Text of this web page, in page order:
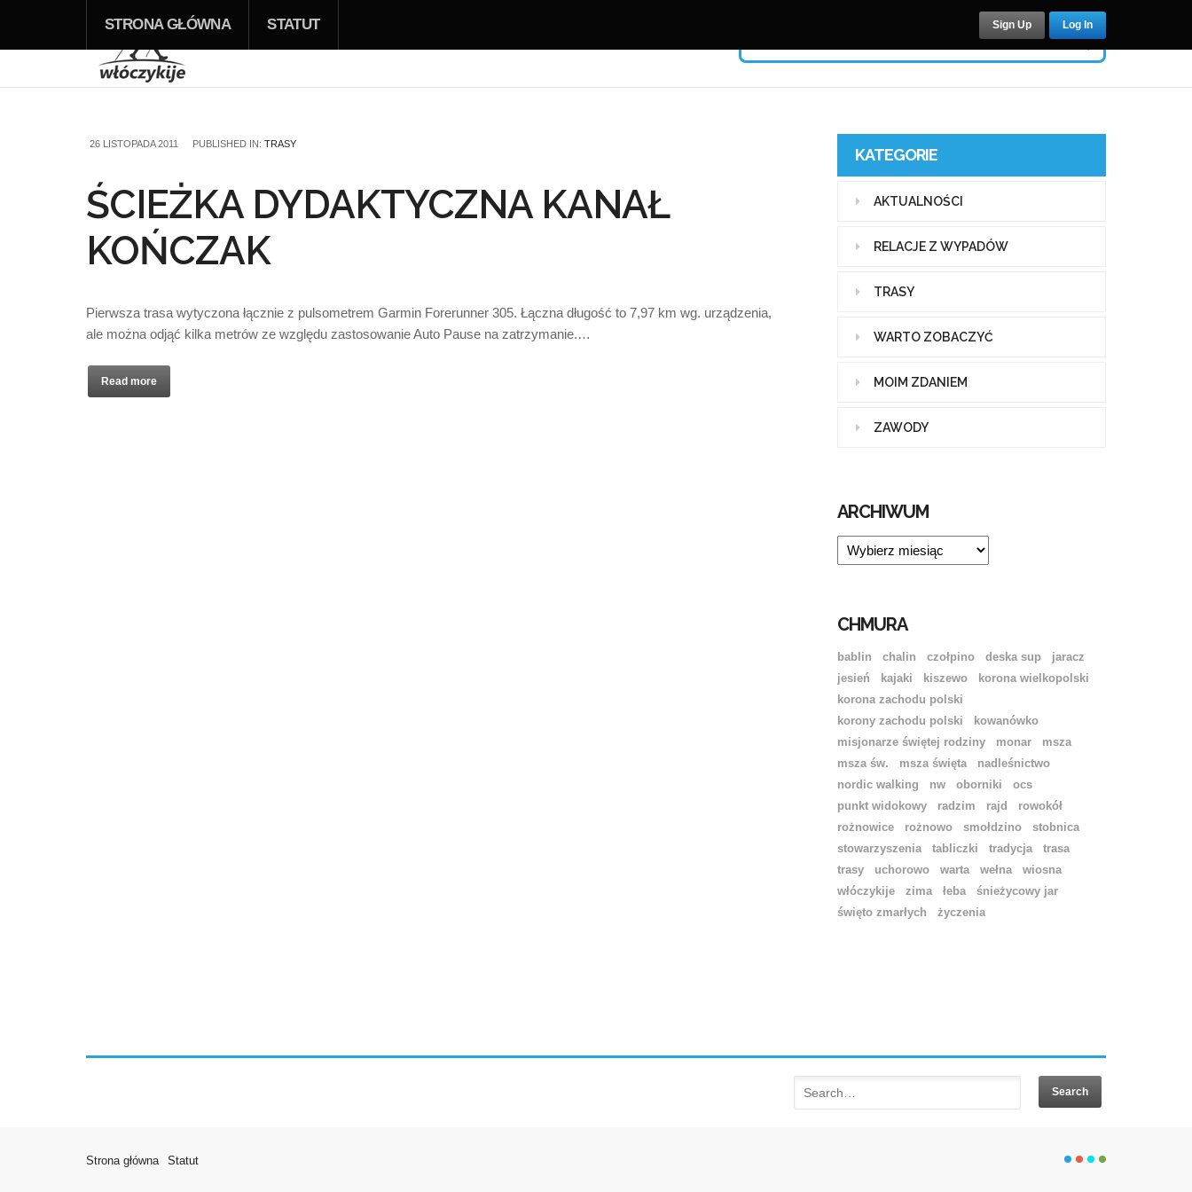
STRONA GŁÓWNA STATUT Log In
Sign Up
26 LISTOPADA 2011 PUBLISHED IN: TRASY
ŚCIEŻKA DYDAKTYCZNA KANAŁ
KOŃCZAK
Pierwsza trasa wytyczona łącznie z pulsometrem Garmin Forerunner 305. Łączna długość to 7,97 km wg. urządzenia,
ale można odjąć kilka metrów ze względu zastosowanie Auto Pause na zatrzymanie.…
Read more
KATEGORIE
AKTUALNOŚCI
RELACJE Z WYPADÓW
TRASY
WARTO ZOBACZYĆ
MOIM ZDANIEM
ZAWODY
ARCHIWUM
ARCHIWUM
CHMURA
bablin chalin czołpino deska sup
jaracz
jesień
kajaki kiszewo
korona wielkopolski
korona zachodu polski
korony zachodu polski
kowanówko
misjonarze świętej rodziny
monar
msza
msza św.
msza święta
nadleśnictwo
nordic walking
nw oborniki
ocs
punkt widokowy
radzim rajd
rowokół
rożnowice
rożnowo smołdzino
stobnica
stowarzyszenia
tabliczki tradycja
trasa
trasy
uchorowo warta wełna
wiosna
włóczykije
zima łeba
śnieżycowy jar
święto zmarłych
życzenia
Strona główna Statut
USERNAME